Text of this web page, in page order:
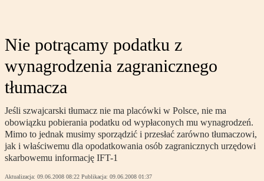
Nie potrącamy podatku z
wynagrodzenia zagranicznego
tłumacza
Jeśli szwajcarski tłumacz nie ma placówki w Polsce, nie ma
obowiązku pobierania podatku od wypłaconych mu wynagrodzeń.
Mimo to jednak musimy sporządzić i przesłać zarówno tłumaczowi,
jak i właściwemu dla opodatkowania osób zagranicznych urzędowi
skarbowemu informację IFT-1
Aktualizacja: 09.06.2008 08:22 Publikacja: 09.06.2008 01:37